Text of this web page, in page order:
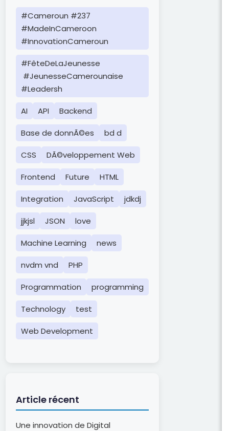
#Cameroun #237
#MadeInCameroon
#InnovationCameroun
#FêteDeLaJeunesse
#JeunesseCamerounaise
#Leadersh
AI API Backend
Base de donnÃ©es bd d
CSS DÃ©veloppement Web
Frontend Future HTML
Integration JavaScript jdkdj
jjkjsl JSON love
Machine Learning news
nvdm vnd PHP
Programmation programming
Technology test
Web Development
Article récent
Une innovation de Digital